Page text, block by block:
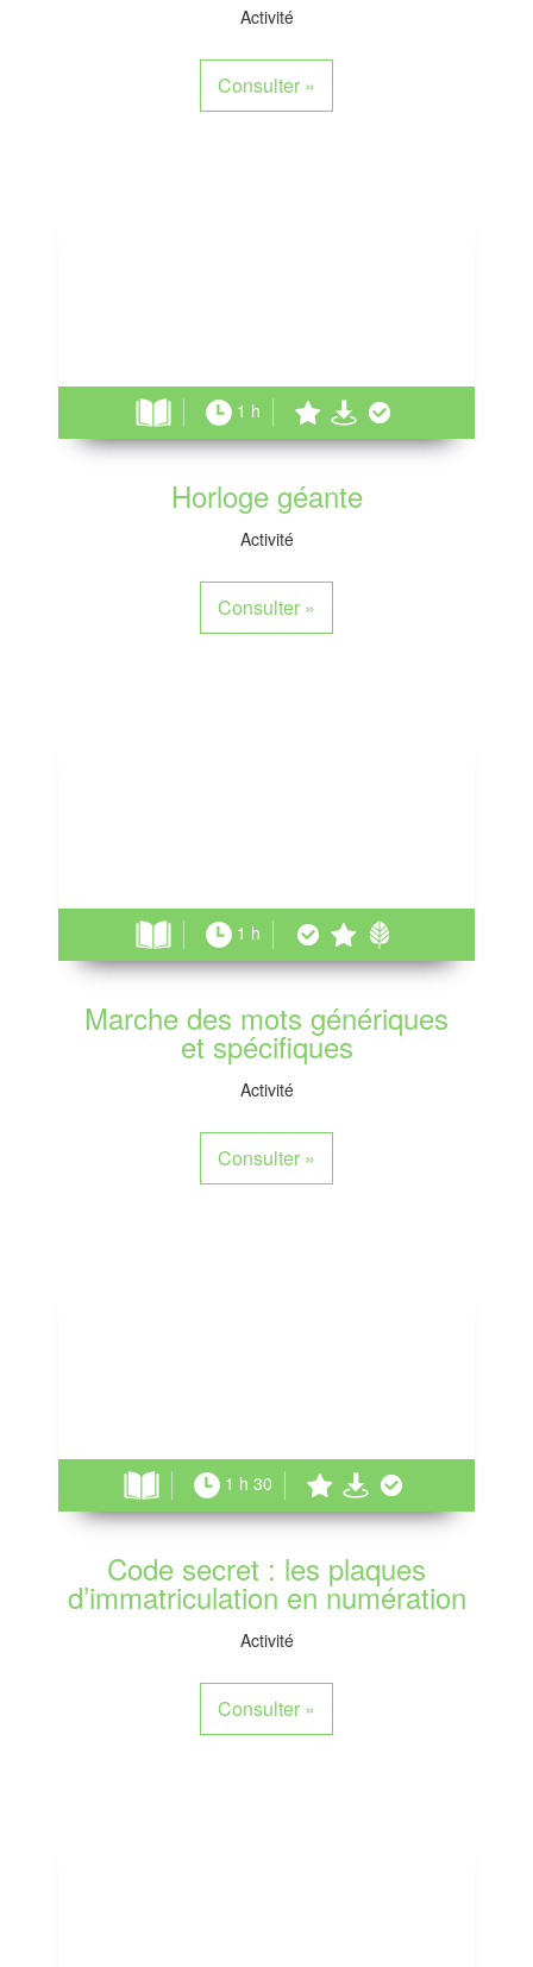
Activité
Consulter »
1 h
Horloge géante
Activité
Consulter »
1 h
Marche des mots génériques
et spécifiques
Activité
Consulter »
1 h 30
Code secret : les plaques
d’immatriculation en numération
Activité
Consulter »